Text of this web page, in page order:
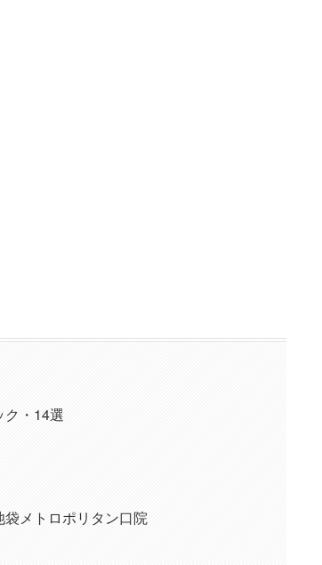
ク・14選
メトロポリタン口院